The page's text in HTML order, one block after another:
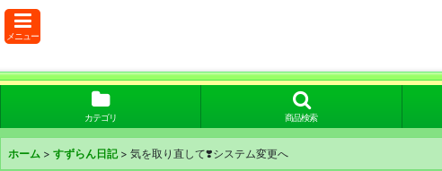
メニュー
カテゴリ 商品検索
ホーム > すずらん日記 > 気を取り直して❣️システム変更へ